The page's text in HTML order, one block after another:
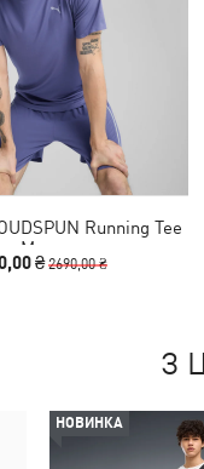
Running Tee
Men
₴2690,00 ₴
З
НОВИНКА